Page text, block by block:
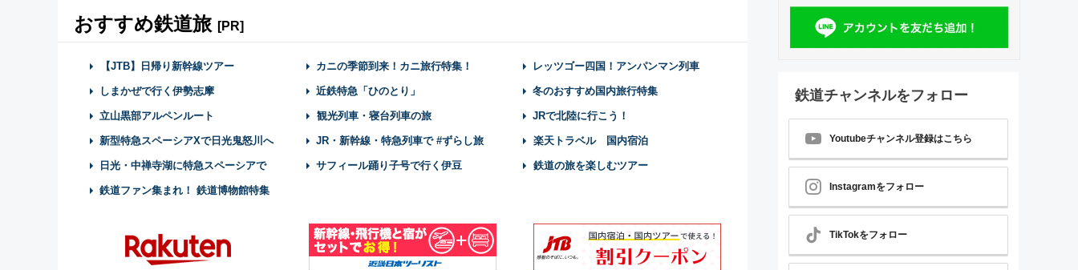
おすすめ鉄道旅 [PR]
【JTB】日帰り新幹線ツアー カニの季節到来！カニ旅行特集！ レッツゴー四国！アンパンマン列車
しまかぜで行く伊勢志摩 近鉄特急「ひのとり」 冬のおすすめ国内旅行特集
立山黒部アルペンルート 観光列車・寝台列車の旅 JRで北陸に行こう！
新型特急スペーシアXで日光鬼怒川へ JR・新幹線・特急列車で #ずらし旅 楽天トラベル 国内宿泊
日光・中禅寺湖に特急スペーシアで サフィール踊り子号で行く伊豆 鉄道の旅を楽しむツアー
鉄道ファン集まれ！ 鉄道博物館特集
鉄道チャンネルをフォロー
Youtubeチャンネル登録はこちら
Instagramをフォロー
TikTokをフォロー